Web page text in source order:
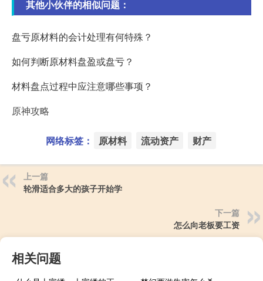
其他小伙伴的相似问题：
盘亏原材料的会计处理有何特殊？
如何判断原材料盘盈或盘亏？
材料盘点过程中应注意哪些事项？
原神攻略
网络标签： 原材料 流动资产 财产
上一篇
轮滑适合多大的孩子开始学
下一篇
怎么向老板要工资
相关问题